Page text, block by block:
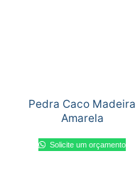
Pedra Caco Madeira
Amarela
Solicite um orçamento